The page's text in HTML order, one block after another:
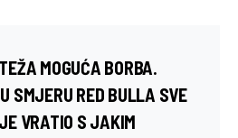
MOGUĆA BORBA.
SMJERU RED BULLA SVE
VRATIO S JAKIM